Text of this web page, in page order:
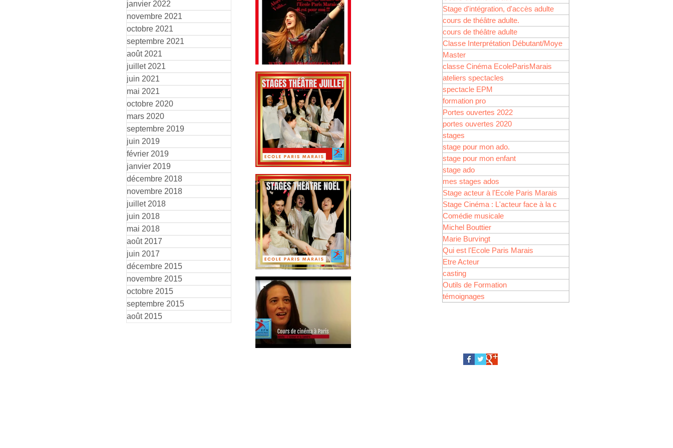
janvier 2022
novembre 2021
octobre 2021
septembre 2021
août 2021
juillet 2021
juin 2021
mai 2021
octobre 2020
mars 2020
septembre 2019
juin 2019
février 2019
janvier 2019
décembre 2018
novembre 2018
juillet 2018
juin 2018
mai 2018
août 2017
juin 2017
décembre 2015
novembre 2015
octobre 2015
septembre 2015
août 2015
Stage Théâtre ado en juillet
Tu as le désir de devenir acteur de cinéma ? Tu
Stage d'intégration, d'accès adulte
cours de théâtre adulte.
cours de théâtre adulte
Classe Interprétation Débutant/Moye
Master
classe Cinéma EcoleParisMarais
ateliers spectacles
spectacle EPM
formation pro
Portes ouvertes 2022
portes ouvertes 2020
stages
stage pour mon ado.
stage pour mon enfant
stage ado
mes stages ados
Stage acteur à l'Ecole Paris Marais
Stage Cinéma : L'acteur face à la c
Comédie musicale
Michel Bouttier
Marie Burvingt
Qui est l'Ecole Paris Marais
Etre Acteur
casting
Outils de Formation
témoignages